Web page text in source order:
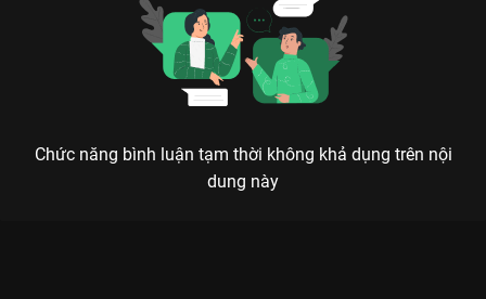
Chức năng bình luận tạm thời không khả dụng trên nội
dung này